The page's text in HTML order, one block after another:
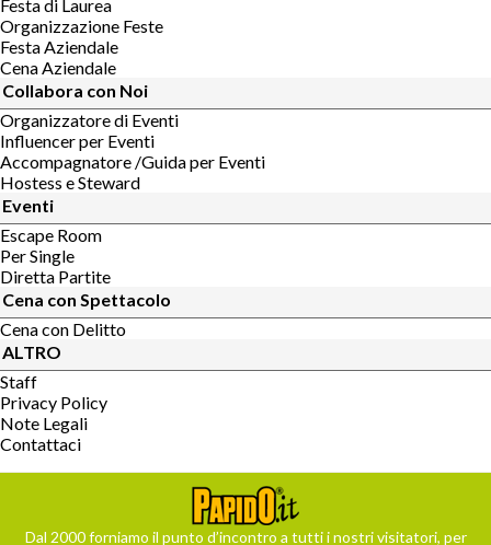
Festa di Laurea
Organizzazione Feste
Festa Aziendale
Cena Aziendale
Collabora con Noi
Organizzatore di Eventi
Influencer per Eventi
Accompagnatore /Guida per Eventi
Hostess e Steward
Eventi
Escape Room
Per Single
Diretta Partite
Cena con Spettacolo
Cena con Delitto
ALTRO
Staff
Privacy Policy
Note Legali
Contattaci
Dal 2000 forniamo il punto d’incontro a tutti i nostri visitatori, per